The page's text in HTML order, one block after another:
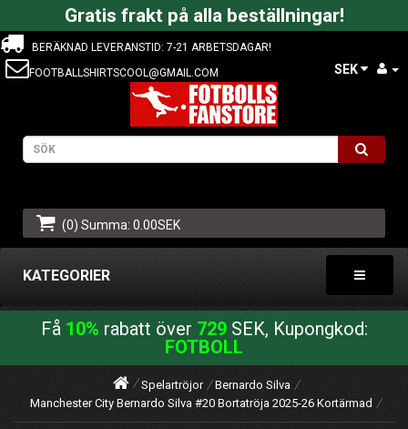
Gratis frakt på alla beställningar!
BERÄKNAD LEVERANSTID: 7-21 ARBETSDAGAR!
FOOTBALLSHIRTSCOOL@GMAIL.COM
SEK
(0) Summa: 0.00SEK
KATEGORIER
Få 10% rabatt över 729SEK, Kupongkod:
FOTBOLL
Spelartröjor
Bernardo Silva
Manchester City Bernardo Silva #20 Bortatröja 2025-26 Kortärmad